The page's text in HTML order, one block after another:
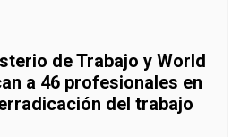
de Trabajo y World
a 46 profesionales en
del trabajo